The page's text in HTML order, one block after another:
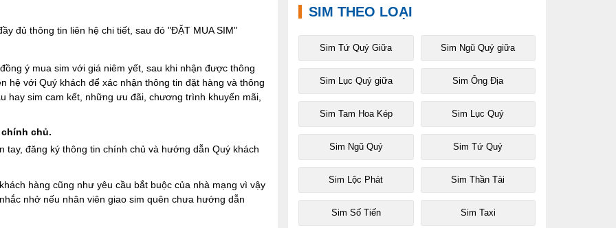
đủ thông tin liên hệ chi tiết, sau đó "ĐẶT MUA SIM"
ý mua sim với giá niêm yết, sau khi nhận được thông
hệ với Quý khách để xác nhận thông tin đặt hàng và thông
hay sim cam kết, những ưu đãi, chương trình khuyến mãi,
chủ.
tay, đăng ký thông tin chính chủ và hướng dẫn Quý khách
hàng cũng như yêu cầu bắt buộc của nhà mạng vì vậy
nhở nếu nhân viên giao sim quên chưa hướng dẫn
SIM THEO LOẠI
Sim Tứ Quý Giữa Sim Ngũ Quý giữa
Sim Lục Quý giữa Sim Ông Địa
Sim Tam Hoa Kép Sim Lục Quý
Sim Ngũ Quý Sim Tứ Quý
Sim Lộc Phát Sim Thần Tài
Sim Số Tiến Sim Taxi